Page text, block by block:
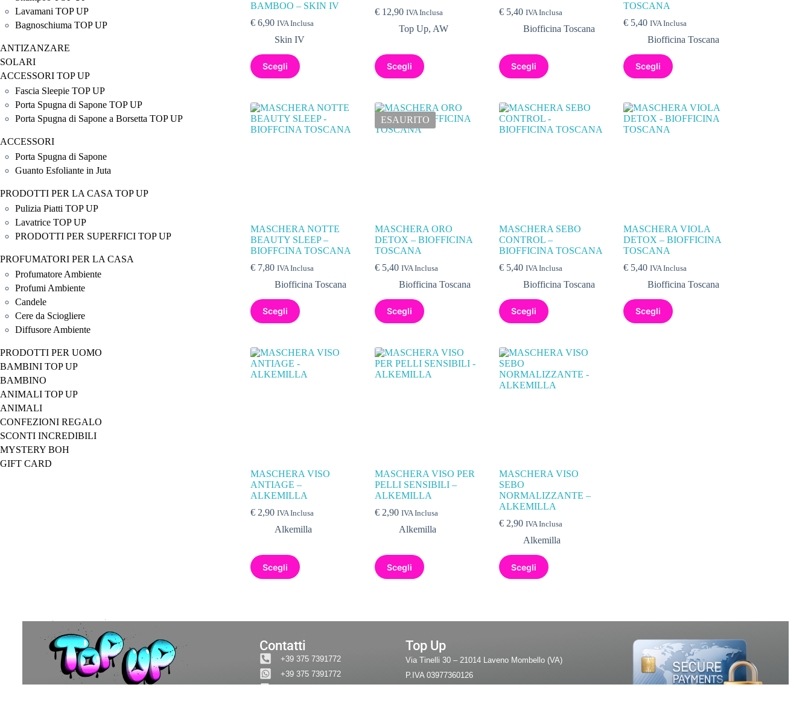
BAMBOO – SKIN IV
€6,90 IVA Inclusa
Skin IV
Scegli
€ 12,90 IVA Inclusa
Top Up, AW
Scegli
€ 5,40 IVA Inclusa
Biofficina Toscana
Scegli
TOSCANA
€ 5,40 IVA Inclusa
Biofficina Toscana
Scegli
MASCHERA NOTTE
BEAUTY SLEEP –
BIOFFCINA TOSCANA
€7,80 IVA Inclusa
Biofficina Toscana
Scegli
ESAURITO
MASCHERA ORO
DETOX – BIOFFICINA
TOSCANA
€ 5,40 IVA Inclusa
Biofficina Toscana
Scegli
MASCHERA SEBO
CONTROL –
BIOFFICINA TOSCANA
€ 5,40 IVA Inclusa
Biofficina Toscana
Scegli
MASCHERA VIOLA
DETOX – BIOFFICINA
TOSCANA
€ 5,40 IVA Inclusa
Biofficina Toscana
Scegli
MASCHERA VISO
ANTIAGE –
ALKEMILLA
€2,90 IVA Inclusa
Alkemilla
Scegli
MASCHERA VISO PER
PELLI SENSIBILI –
ALKEMILLA
€ 2,90 IVA Inclusa
Alkemilla
Scegli
MASCHERA VISO
SEBO
NORMALIZZANTE –
ALKEMILLA
€ 2,90 IVA Inclusa
Alkemilla
Scegli
Lavamani TOP UP
Bagnoschiuma TOP UP
ANTIZANZARE
SOLARI
ACCESSORI TOP UP
Fascia Sleepie TOP UP
Porta Spugna di Sapone TOP UP
Porta Spugna di Sapone a Borsetta TOP UP
ACCESSORI
Porta Spugna di Sapone
Guanto Esfoliante in Juta
PRODOTTI PER LA CASA TOP UP
Pulizia Piatti TOP UP
Lavatrice TOP UP
PRODOTTI PER SUPERFICI TOP UP
PROFUMATORI PER LA CASA
Profumatore Ambiente
Profumi Ambiente
Candele
Cere da Sciogliere
Diffusore Ambiente
PRODOTTI PER UOMO
BAMBINI TOP UP
BAMBINO
ANIMALI TOP UP
ANIMALI
CONFEZIONI REGALO
SCONTI INCREDIBILI
MYSTERY BOH
GIFT CARD
Contatti
+39 375 7391772
+39 375 7391772
Top Up
Via Tinelli 30 – 21014 Laveno Mombello (VA)
P.IVA 03977360126